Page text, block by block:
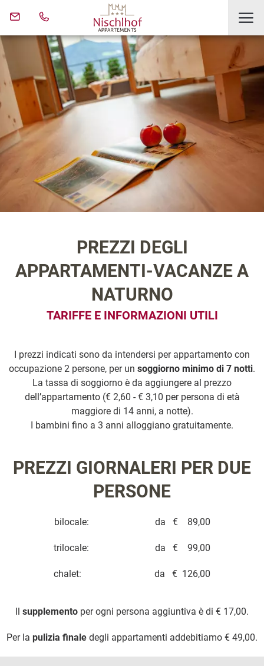
PREZZI DEGLI
APPARTAMENTI-VACANZE A
NATURNO
TARIFFE E INFORMAZIONI UTILI
I prezzi indicati sono da intendersi per appartamento con
occupazione 2 persone, per un soggiorno minimo di 7 notti.
La tassa di soggiorno è da aggiungere al prezzo
dell’appartamento (€ 2,60 - € 3,10 per persona di età
maggiore di 14 anni, a notte).
I bambini fino a 3 anni alloggiano gratuitamente.
PREZZI GIORNALERI PER DUE
PERSONE
bilocale: da € 89,00
trilocale: da € 99,00
chalet: da € 126,00
Il supplemento per ogni persona aggiuntiva è di € 17,00.
Per la pulizia finale degli appartamenti addebitiamo € 49,00.